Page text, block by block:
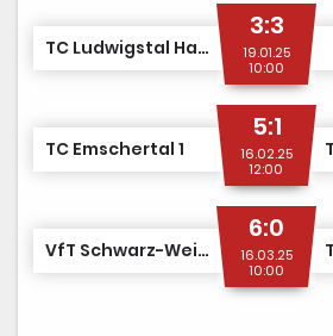
TC Ludwigstal Hattingen 2
3:3
19.01.25
10:00
TC Emschertal 1
5:1
16.02.25
12:00
VfT Schwarz-Weiß Marl 3
6:0
16.03.25
10:00